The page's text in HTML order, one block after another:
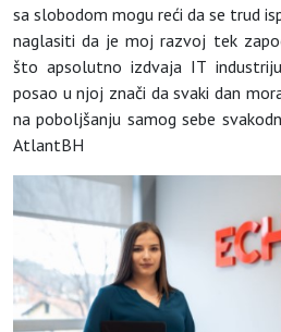
sa slobodom mogu reći da se trud
naglasiti da je moj razvoj tek
što apsolutno izdvaja IT
posao u njoj znači da svaki dan
na poboljšanju samog sebe
AtlantBH